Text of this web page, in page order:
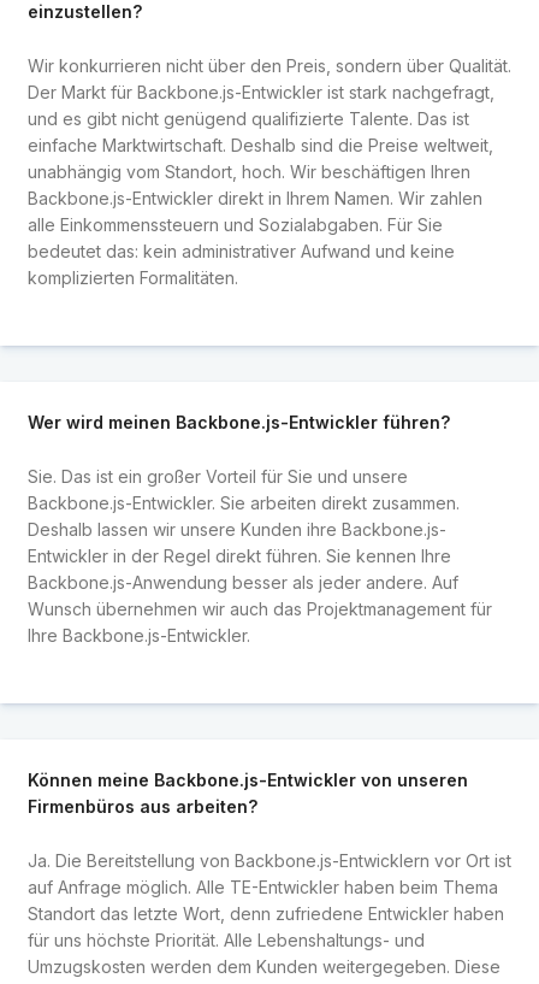
einzustellen?
Wir konkurrieren nicht über den Preis, sondern über Qualität.
Der Markt für Backbone.js-Entwickler ist stark nachgefragt,
und es gibt nicht genügend qualifizierte Talente. Das ist
einfache Marktwirtschaft. Deshalb sind die Preise weltweit,
unabhängig vom Standort, hoch. Wir beschäftigen Ihren
Backbone.js-Entwickler direkt in Ihrem Namen. Wir zahlen
alle Einkommenssteuern und Sozialabgaben. Für Sie
bedeutet das: kein administrativer Aufwand und keine
komplizierten Formalitäten.
Wer wird meinen Backbone.js-Entwickler führen?
Sie. Das ist ein großer Vorteil für Sie und unsere
Backbone.js-Entwickler. Sie arbeiten direkt zusammen.
Deshalb lassen wir unsere Kunden ihre Backbone.js-
Entwickler in der Regel direkt führen. Sie kennen Ihre
Backbone.js-Anwendung besser als jeder andere. Auf
Wunsch übernehmen wir auch das Projektmanagement für
Ihre Backbone.js-Entwickler.
Können meine Backbone.js-Entwickler von unseren
Firmenbüros aus arbeiten?
Ja. Die Bereitstellung von Backbone.js-Entwicklern vor Ort ist
auf Anfrage möglich. Alle TE-Entwickler haben beim Thema
Standort das letzte Wort, denn zufriedene Entwickler haben
für uns höchste Priorität. Alle Lebenshaltungs- und
Umzugskosten werden dem Kunden weitergegeben. Diese